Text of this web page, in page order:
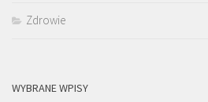
Zdrowie
WYBRANE WPISY